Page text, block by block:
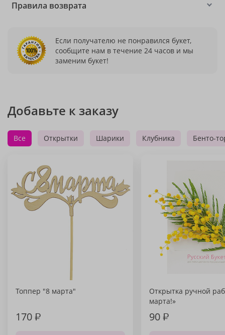
Правила возврата
Если получателю не понравился букет,
сообщите нам в течение 24 часов и мы
заменим букет!
Добавьте к заказу
Все Открытки Шарики Клубника Бенто-
Топпер "8 марта"
170₽
Открытка ручной
марта!»
90₽